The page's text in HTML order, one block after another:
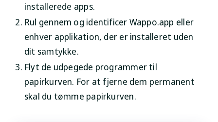
installerede apps.
Rul gennem og identificer Wappo.app eller
enhver applikation, der er installeret uden
dit samtykke.
Flyt de udpegede programmer til
papirkurven. For at fjerne dem permanent
skal du tømme papirkurven.